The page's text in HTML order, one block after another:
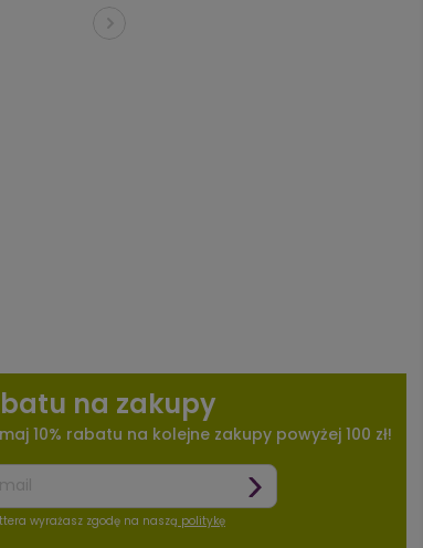
na zakupy
10% rabatu na kolejne zakupy powyżej 100 zł!
wyrażasz zgodę na naszą politykę